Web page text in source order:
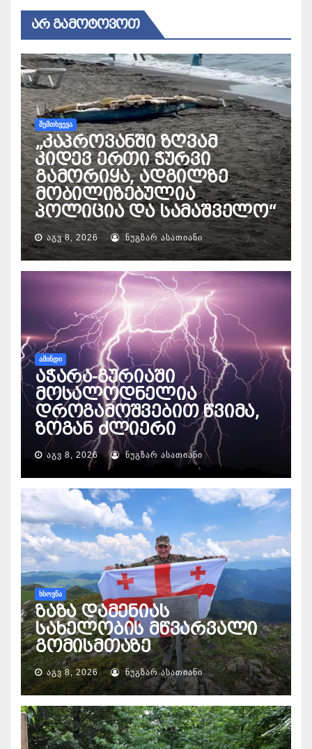
ᲐᲠ ᲒᲐᲛᲝᲢᲝᲕᲝᲗ
ᲨᲔᲛᲗᲮᲕᲔᲕᲐ
„კაპროვანში ზღვამ
კიდევ ერთი ჭურვი
გამორიყა, ადგილზე
მობილიზებულია
პოლიცია და სამაშველო“
ᲐᲒᲕ 8, 2026 ᲜᲣᲒᲖᲐᲠ ᲐᲡᲐᲗᲘᲐᲜᲘ
ᲐᲛᲘᲜᲓᲘ
აჭარა-გურიაში
მოსალოდნელია
დროგამოშვებით წვიმა,
ზოგან ძლიერი
ᲐᲒᲕ 8, 2026 ᲜᲣᲒᲖᲐᲠ ᲐᲡᲐᲗᲘᲐᲜᲘ
ᲮᲡᲝᲕᲜᲐ
ზაზა დამენიას
სახელობის მწვარვალი
გომისმთაზე
ᲐᲒᲕ 8, 2026 ᲜᲣᲒᲖᲐᲠ ᲐᲡᲐᲗᲘᲐᲜᲘ